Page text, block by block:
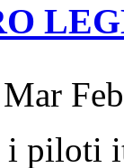
piloti